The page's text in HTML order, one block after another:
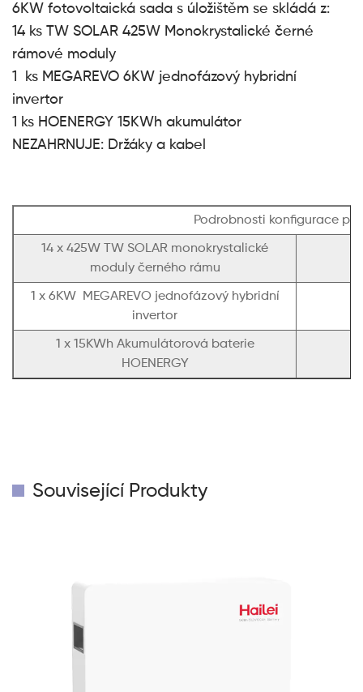
6KW fotovoltaická sada s úložištěm se skládá z:
14 ks TW SOLAR 425W Monokrystalické černé
rámové moduly
1 ks MEGAREVO 6KW jednofázový hybridní
invertor
1 ks HOENERGY 15KWh akumulátor
NEZAHRNUJE: Držáky a kabel
Podrobnosti konfigurace
14 x 425W TW SOLAR monokrystalické
moduly černého rámu
1 x 6KW MEGAREVO jednofázový hybridní
invertor
1 x 15KWh Akumulátorová baterie
HOENERGY
Související Produkty